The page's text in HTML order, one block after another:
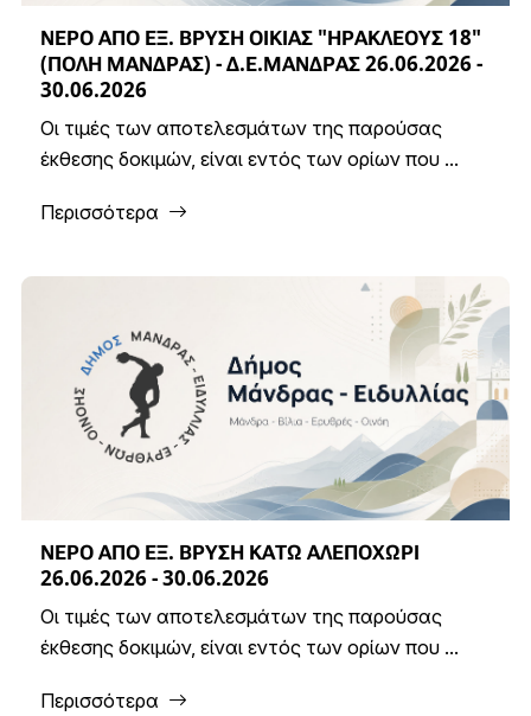
ΝΕΡΟ ΑΠΟ ΕΞ. ΒΡΥΣΗ ΟΙΚΙΑΣ "ΗΡΑΚΛΕΟΥΣ 18"
(ΠΟΛΗ ΜΑΝΔΡΑΣ) - Δ.Ε.ΜΑΝΔΡΑΣ 26.06.2026 -
30.06.2026
Οι τιμές των αποτελεσμάτων της παρούσας
έκθεσης δοκιμών, είναι εντός των ορίων που ...
Περισσότερα
ΝΕΡΟ ΑΠΟ ΕΞ. ΒΡΥΣΗ ΚΑΤΩ ΑΛΕΠΟΧΩΡΙ
26.06.2026 - 30.06.2026
Οι τιμές των αποτελεσμάτων της παρούσας
έκθεσης δοκιμών, είναι εντός των ορίων που ...
Περισσότερα